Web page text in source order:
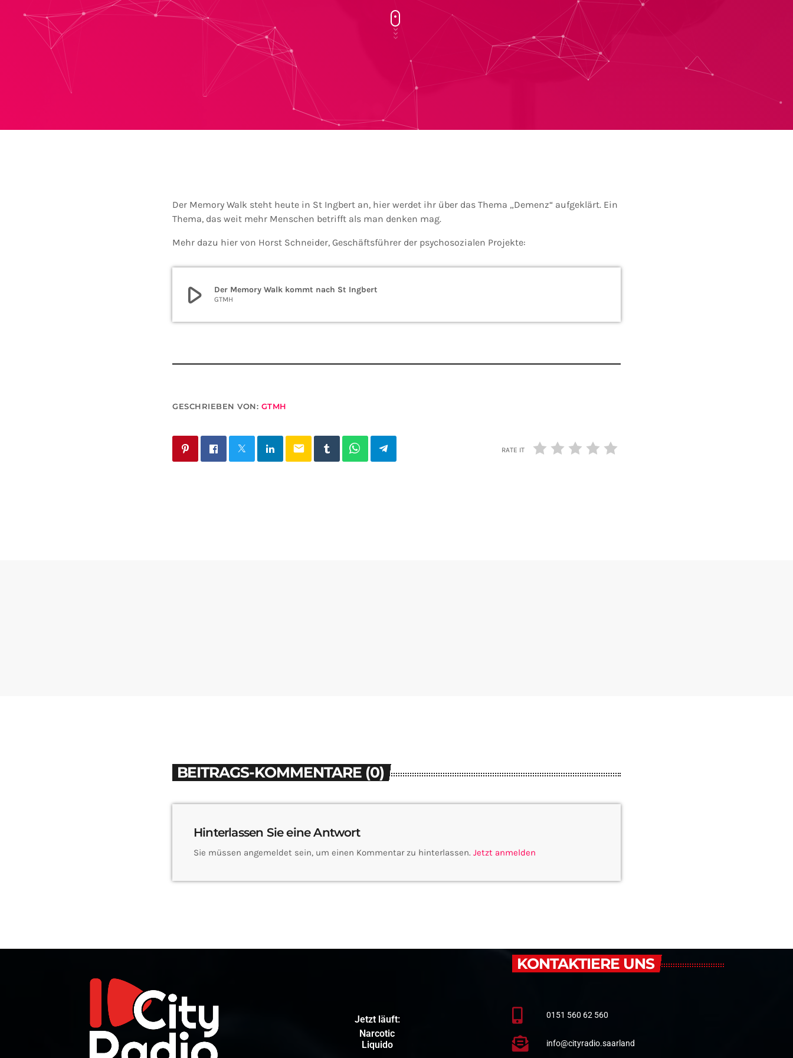
Der Memory Walk steht heute in St Ingbert an, hier werdet ihr über das Thema „Demenz“ aufgeklärt. Ein
Thema, das weit mehr Menschen betrifft als man denken mag.
Mehr dazu hier von Horst Schneider, Geschäftsführer der psychosozialen Projekte:
play_arrow Der Memory Walk kommt nach St Ingbert
GTMH
GESCHRIEBEN VON: GTMH
email RATE IT
BEITRAGS-KOMMENTARE (0)
Hinterlassen Sie eine Antwort
Sie müssen angemeldet sein, um einen Kommentar zu hinterlassen. Jetzt anmelden
Jetzt läuft:
Narcotic
Liquido
KONTAKTIERE UNS
0151 560 62 560
info@cityradio.saarland